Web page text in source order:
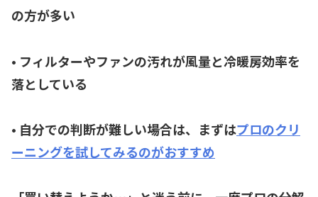
の方が多い
• フィルターやファンの汚れが風量と冷暖房効率を
落としている
• 自分での判断が難しい場合は、まずはプロのクリ
ーニングを試してみるのがおすすめ